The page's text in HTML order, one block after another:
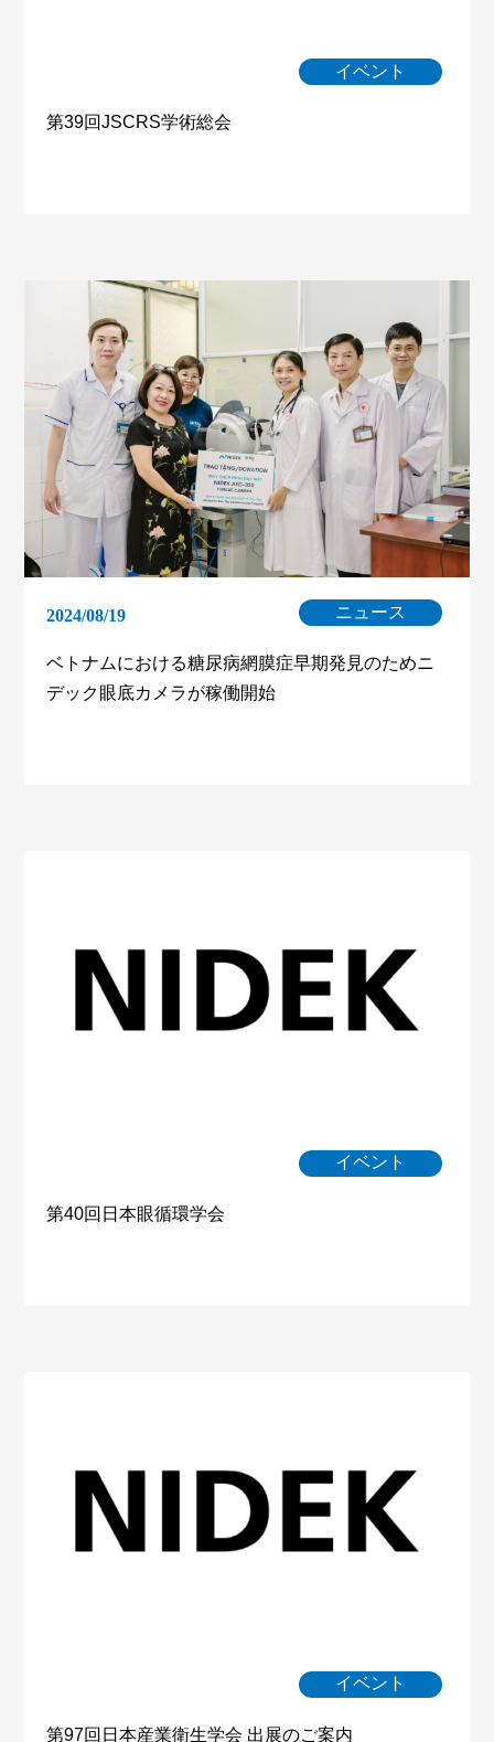
イベント
第39回JSCRS学術総会
2024/08/19 ニュース
ベトナムにおける糖尿病網膜症早期発見のためニ
デック眼底カメラが稼働開始
イベント
第40回日本眼循環学会
イベント
第97回日本産業衛生学会 出展のご案内